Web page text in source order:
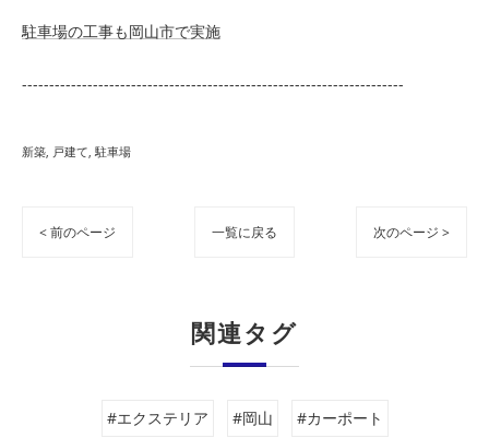
駐車場の工事も岡山市で実施
----------------------------------------------------------------------
新築 戸建て 駐車場
< 前のページ 一覧に戻る 次のページ >
関連タグ
#エクステリア #岡山 #カーポート